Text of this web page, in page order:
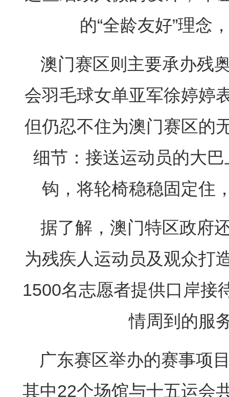
的“全龄友好”理念
澳门赛区则主要承办残
会羽毛球女单亚军徐婷婷
但仍忍不住为澳门赛区的
细节：接送运动员的大
钩，将轮椅稳稳固定住
据了解，澳门特区政府
为残疾人运动员及观众打
1500名志愿者提供口岸接
情周到的服
广东赛区举办的赛事项
其中22个场馆与十五运会